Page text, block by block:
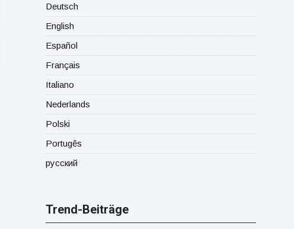
Deutsch
English
Español
Français
Italiano
Nederlands
Polski
Portugês
русский
Trend-Beiträge